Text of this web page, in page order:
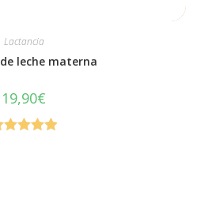
Lactancia
leche materna
19,90€